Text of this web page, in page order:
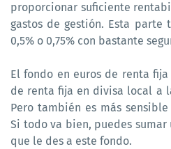
proporcionar suficiente
gastos de gestión. Esta parte
0,5% o 0,75% con bastante
El fondo en euros de renta
de renta fija en divisa local a
Pero también es más
Si todo va bien, puedes sumar
que le des a este fondo.